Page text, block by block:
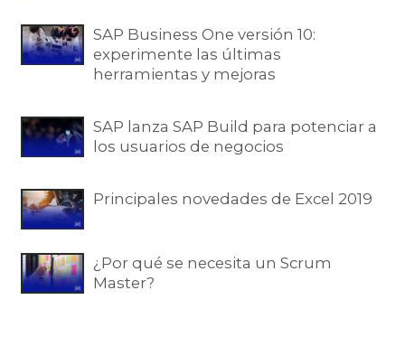
SAP Business One versión 10:
experimente las últimas
herramientas y mejoras
SAP lanza SAP Build para potenciar a
los usuarios de negocios
Principales novedades de Excel 2019
¿Por qué se necesita un Scrum
Master?